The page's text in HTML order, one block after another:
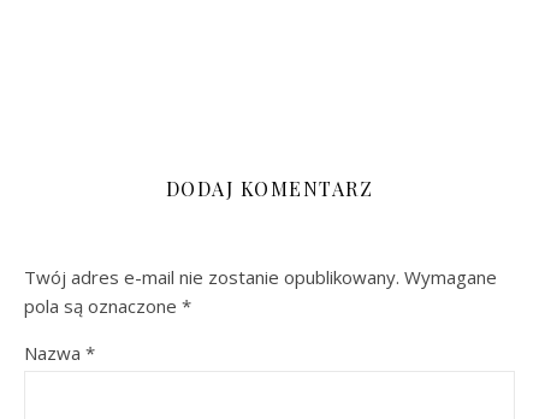
DODAJ KOMENTARZ
Twój adres e-mail nie zostanie opublikowany. Wymagane
pola są oznaczone *
Nazwa *